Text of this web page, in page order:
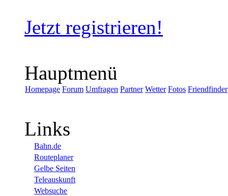
Jetzt registrieren!
Hauptmenü
Homepage Forum Umfragen Partner Wetter Fotos Friendfinder
Links
Bahn.de
Routeplaner
Gelbe Seiten
Teleauskunft
Websuche